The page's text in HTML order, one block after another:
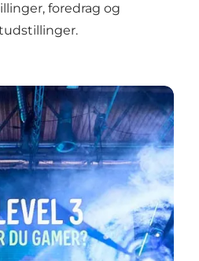
foredrag og
- tryk her